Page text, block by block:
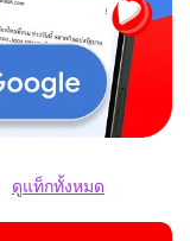
ดูแท็กทั้งหมด